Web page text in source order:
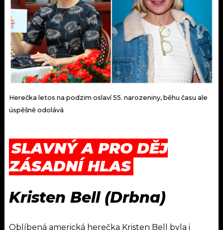
Herečka letos na podzim oslaví 55. narozeniny, běhu času ale
úspěšně odolává
SLAVNÝ A PRO DĚJ
ZÁSADNÍ HLAS
Kristen Bell (Drbna)
Oblíbená americká herečka Kristen Bell byla i